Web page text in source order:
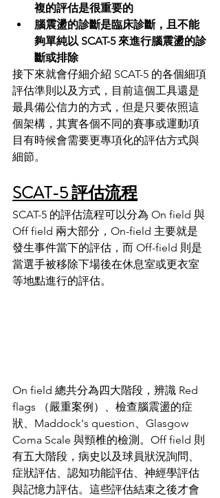
複的評估是很重要的
腦震盪的診斷是臨床診斷，且不能
夠單純以 SCAT-5 來進行腦震盪的診
斷或排除
接下來就會仔細介紹 SCAT-5 的各個細項
評估準則以及方式，目前這個工具還是
最具備公信力的方式，但是只要依照這
個架構，其實各個不同的賽事或運動項
目有時候會需要更專項化的評估方式與
細節。
SCAT-5 評估流程
SCAT-5 的評估流程可以分為 On field 與
Off field 兩大部分，On-field 主要就是
發生事件當下的評估，而 Off-field 則是
當選手被移除下場後在休息室或更衣室
等地點進行的評估。
On field 總共分為四大階段，辨識 Red
flags （嚴重案例）、檢查腦震盪的症
狀、Maddock's question、Glasgow
Coma Scale 與頸椎的檢測。Off field 則
有五大階段，病史以及球員狀況詢問、
症狀評估、認知功能評估、神經學評估
與記憶力評估。這些評估結束之後才會